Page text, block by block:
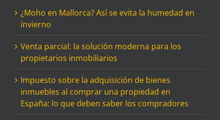
¿Moho en Mallorca? Así se evita la humedad en
invierno
Venta parcial: la solución moderna para los
propietarios inmobiliarios
Impuesto sobre la adquisición de bienes
inmuebles al comprar una propiedad en
España: lo que deben saber los compradores